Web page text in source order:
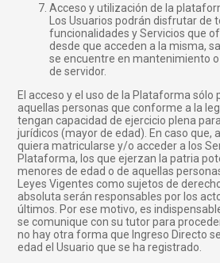
Acceso y utilización de la
Los Usuarios podrán disfrutar de
funcionalidades y Servicios que
desde que acceden a la misma,
se encuentre en mantenimiento
de servidor.
El acceso y el uso de la Plataforma sólo
aquellas personas que conforme a la
tengan capacidad de ejercicio plena
jurídicos (mayor de edad). En caso que,
quiera matricularse y/o acceder a los
Plataforma, los que ejerzan la patria
menores de edad o de aquellas
Leyes Vigentes como sujetos de
absoluta serán responsables por los
últimos. Por ese motivo, es
se comunique con su tutor para
no hay otra forma que Ingreso Directo
edad el Usuario que se ha registrado.